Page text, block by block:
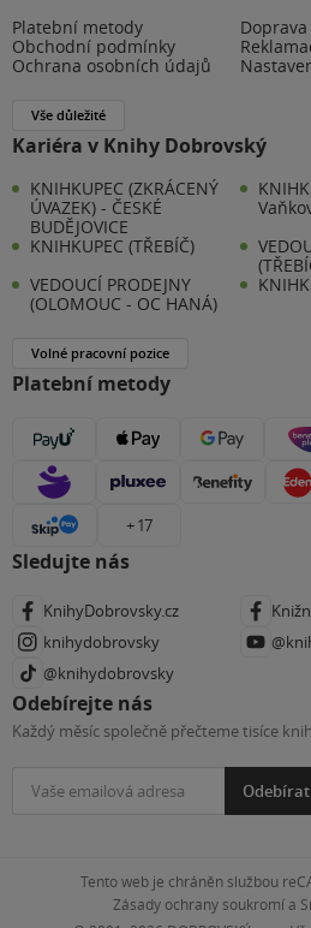
Platební metody
Doprava
Obchodní podmínky
Ochrana osobních údajů
Vše důležité
Kariéra v Knihy Dobrovský
KNIHKUPEC (ZKRÁCENÝ
ÚVAZEK) - ČESKÉ
BUDĚJOVICE
KNIHKUPEC (TŘEBÍČ)
VEDOUCÍ PRODEJNY
(OLOMOUC - OC HANÁ)
Volné pracovní pozice
Platební metody
+ 17
Sledujte nás
KnihyDobrovsky.cz
knihydobrovsky
@knihydobrovsky
Odebírejte nás
Každý měsíc společně přečteme tisíce knih
Odebírat
Tento web je chráněn službou
Zásady ochrany soukromía